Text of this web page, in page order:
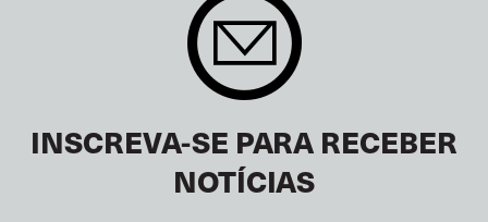
INSCREVA-SE PARA RECEBER
NOTÍCIAS